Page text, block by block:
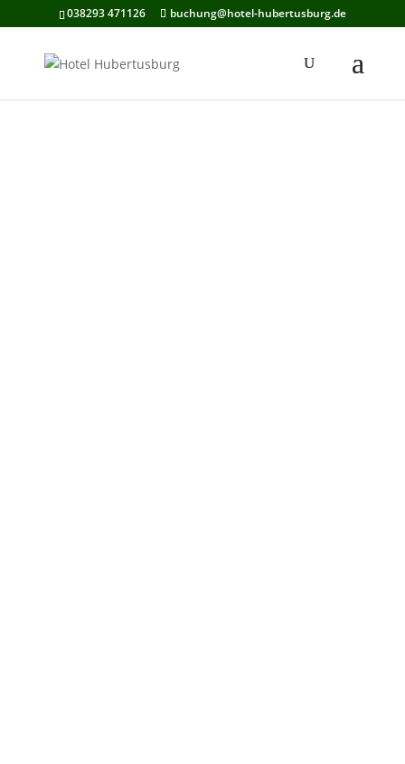
038293 471126 buchung@hotel-hubertusburg.de